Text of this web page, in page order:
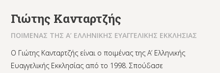
Γιώτης Κανταρτζής
ΠΟΙΜΕΝΑΣ ΤΗΣ Α’ ΕΛΛΗΝΙΚΗΣ ΕΥΑΓΓΕΛΙΚΗΣ ΕΚΚΛΗΣΙΑΣ
Ο Γιώτης Κανταρτζής είναι ο ποιμένας της Α’ Ελληνικής
Ευαγγελικής Εκκλησίας από το 1998. Σπούδασε